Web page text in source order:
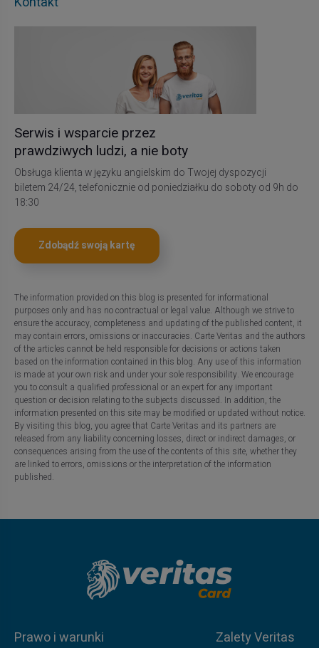
Serwis i wsparcie przez
prawdziwych ludzi, a nie boty
Obsługa klienta w języku angielskim do Twojej dyspozycji
biletem 24/24, telefonicznie od poniedziałku do soboty od 9h do
18:30
Zdobądź swoją kartę
The information provided on this blog is presented for informational
purposes only and has no contractual or legal value. Although we strive to
ensure the accuracy, completeness and updating of the published content, it
may contain errors, omissions or inaccuracies. Carte Veritas and the authors
of the articles cannot be held responsible for decisions or actions taken
based on the information contained in this blog. Any use of this information
is made at your own risk and under your sole responsibility. We encourage
you to consult a qualified professional or an expert for any important
question or decision relating to the subjects discussed. In addition, the
information presented on this site may be modified or updated without notice.
By visiting this blog, you agree that Carte Veritas and its partners are
released from any liability concerning losses, direct or indirect damages, or
consequences arising from the use of the contents of this site, whether they
are linked to errors, omissions or the interpretation of the information
published.
Prawo i warunki Zalety Veritas